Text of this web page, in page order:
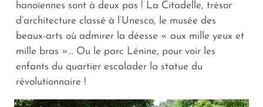
hanoïennes sont à deux pas ! La Citadelle, trésor
d’architecture classé à l’Unesco, le musée des
beaux-arts où admirer la déesse « aux mille yeux et
mille bras »… Ou le parc Lénine, pour voir les
enfants du quartier escalader la statue du
révolutionnaire !